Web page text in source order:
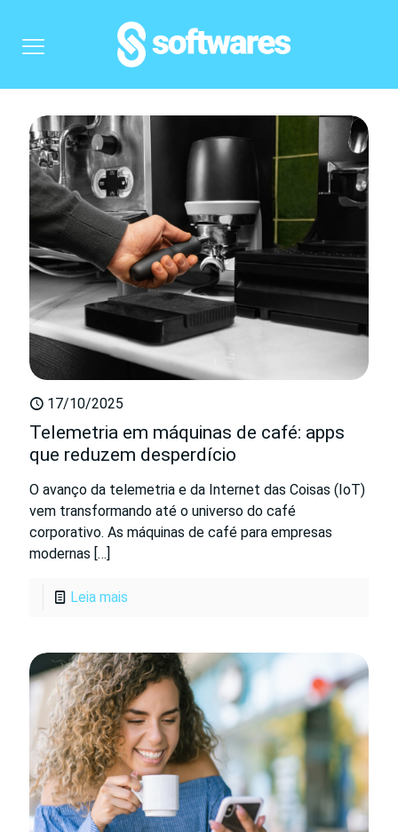
17/10/2025
Telemetria em máquinas de café: apps
que reduzem desperdício
O avanço da telemetria e da Internet das Coisas (IoT)
vem transformando até o universo do café
corporativo. As máquinas de café para empresas
modernas […]
Leia mais